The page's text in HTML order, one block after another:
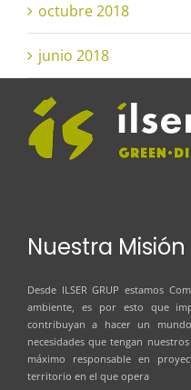
octubre 2018
junio 2018
Nuestra Misión
Desde ILSER GRUP estamos
ambiente, es por esto que
contribuyan a hacer un
necesidades que tengan
máximo responsable en
territorio en el que opera